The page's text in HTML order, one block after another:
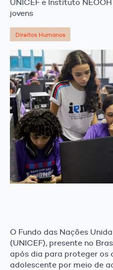
UNICEF e Instituto
jovens
Direitos Humanos
O Fundo das Nações
(UNICEF), presente no
após dia para proteger os
adolescente por meio de